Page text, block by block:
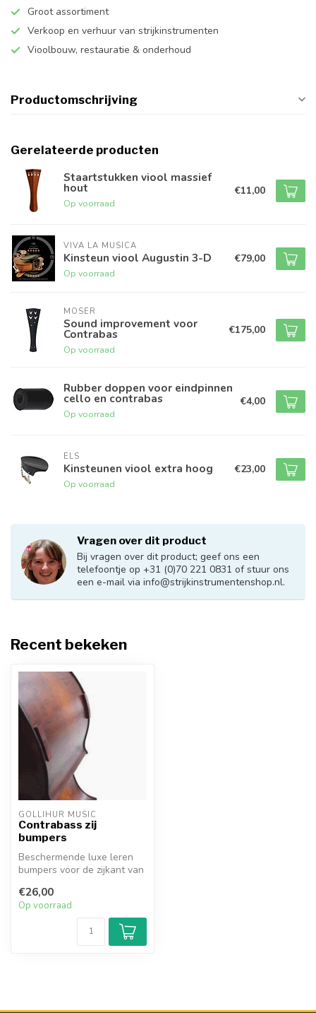
Groot assortiment
Verkoop en verhuur van strijkinstrumenten
Vioolbouw, restauratie & onderhoud
Productomschrijving
Gerelateerde producten
Staartstukken viool massief
hout
Op voorraad
€11,00
VIVA LA MUSICA
Kinsteun viool Augustin 3-D
Op voorraad
€79,00
MOSER
Sound improvement voor
Contrabas
Op voorraad
€175,00
Rubber doppen voor eindpinnen
cello en contrabas
Op voorraad
€4,00
ELS
Kinsteunen viool extra hoog
Op voorraad
€23,00
Vragen over dit product
Bij vragen over dit product; geef ons een
telefoontje op +31 (0)70 221 0831 of stuur ons
een e-mail via info@strijkinstrumentenshop.nl.
Recent bekeken
GOLLIHUR MUSIC
Contrabass zij
bumpers
Beschermende luxe leren
bumpers voor de zijkant van
beschermen...
€26,00
Op voorraad